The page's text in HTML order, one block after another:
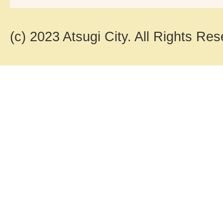
(c) 2023 Atsugi City. All Rights